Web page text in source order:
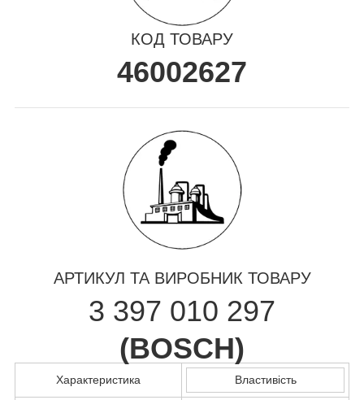
КОД ТОВАРУ
46002627
АРТИКУЛ ТА ВИРОБНИК ТОВАРУ
3 397 010 297
(BOSCH)
Характеристика Властивість